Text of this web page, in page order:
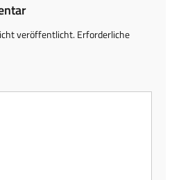
veröffentlicht. Erforderliche